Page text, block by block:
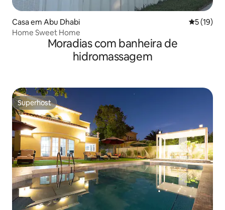
Casa em Abu Dhabi
5 (19)
Home Sweet Home
Moradias com banheira de
hidromassagem
Superhost
Superhost